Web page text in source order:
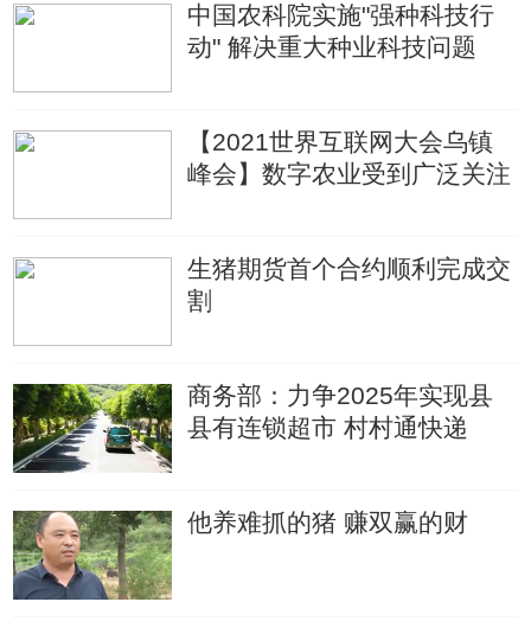
中国农科院实施"强种科技行
动" 解决重大种业科技问题
【2021世界互联网大会乌镇
峰会】数字农业受到广泛关注
生猪期货首个合约顺利完成交
割
商务部：力争2025年实现县
县有连锁超市 村村通快递
他养难抓的猪 赚双赢的财